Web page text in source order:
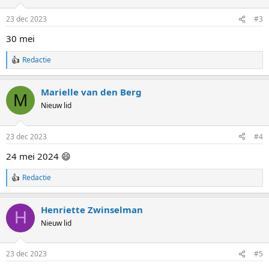
n
e
n
23 dec 2023 #3
30 mei
W
a
r
e
n
e
n
Redactie
M Marielle van den Berg
Nieuw lid
23 dec 2023 #4
24 mei 2024 😄
W
a
r
e
n
Redactie
H Henriette Zwinselman
Nieuw lid
23 dec 2023 #5